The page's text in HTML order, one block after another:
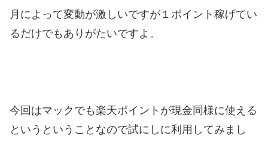
月によって変動が激しいですが１ポイント稼げてい
るだけでもありがたいですよ。
今回はマックでも楽天ポイントが現金同様に使える
というということなので試にしに利用してみまし